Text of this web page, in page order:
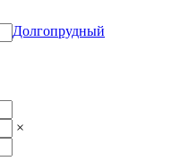
Долгопрудный
×